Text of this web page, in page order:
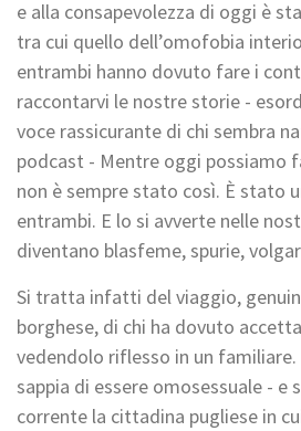
e alla consapevolezza di oggi è
tra cui quello dell’omofobia
entrambi hanno dovuto fare i
raccontarvi le nostre storie -
voce rassicurante di chi sembra
podcast - Mentre oggi possiamo
non è sempre stato così. È stato
entrambi. E lo si avverte nelle
diventano blasfeme, spurie,
Si tratta infatti del viaggio,
borghese, di chi ha dovuto
vedendolo riflesso in un familiare.
sappia di essere omosessuale - e
corrente la cittadina pugliese in